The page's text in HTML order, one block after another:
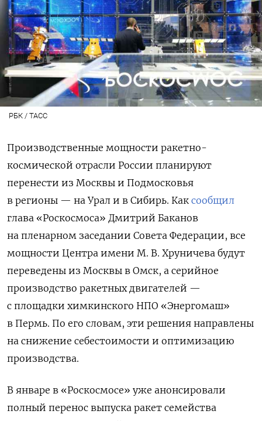
РБК / ТАСС
Производственные мощности ракетно-
космической отрасли России планируют
перенести из Москвы и Подмосковья
в регионы — на Урал и в Сибирь. Как сообщил
глава «Роскосмоса» Дмитрий Баканов
на пленарном заседании Совета Федерации, все
мощности Центра имени М. В. Хруничева будут
переведены из Москвы в Омск, а серийное
производство ракетных двигателей —
с площадки химкинского НПО «Энергомаш»
в Пермь. По его словам, эти решения направлены
на снижение себестоимости и оптимизацию
производства.
В январе в «Роскосмосе» уже анонсировали
полный перенос выпуска ракет семейства